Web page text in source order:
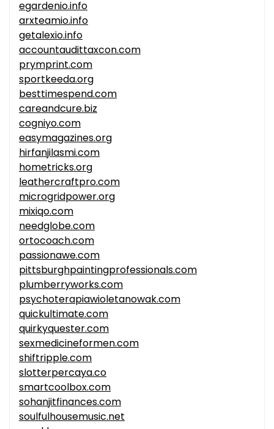
egardenio.info
arxteamio.info
getalexio.info
accountaudittaxcon.com
prymprint.com
sportkeeda.org
besttimespend.com
careandcure.biz
cogniyo.com
easymagazines.org
hirfanjilasmi.com
hometricks.org
leathercraftpro.com
microgridpower.org
mixiqo.com
needglobe.com
ortocoach.com
passionawe.com
pittsburghpaintingprofessionals.com
plumberryworks.com
psychoterapiawioletanowak.com
quickultimate.com
quirkyquester.com
sexmedicineformen.com
shiftripple.com
slotterpercaya.co
smartcoolbox.com
sohanjitfinances.com
soulfulhousemusic.net